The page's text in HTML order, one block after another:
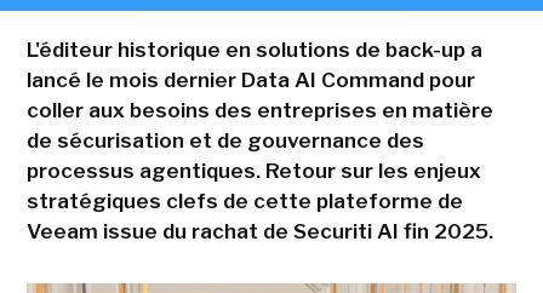
L'éditeur historique en solutions de back-up a
lancé le mois dernier Data AI Command pour
coller aux besoins des entreprises en matière
de sécurisation et de gouvernance des
processus agentiques. Retour sur les enjeux
stratégiques clefs de cette plateforme de
Veeam issue du rachat de Securiti AI fin 2025.